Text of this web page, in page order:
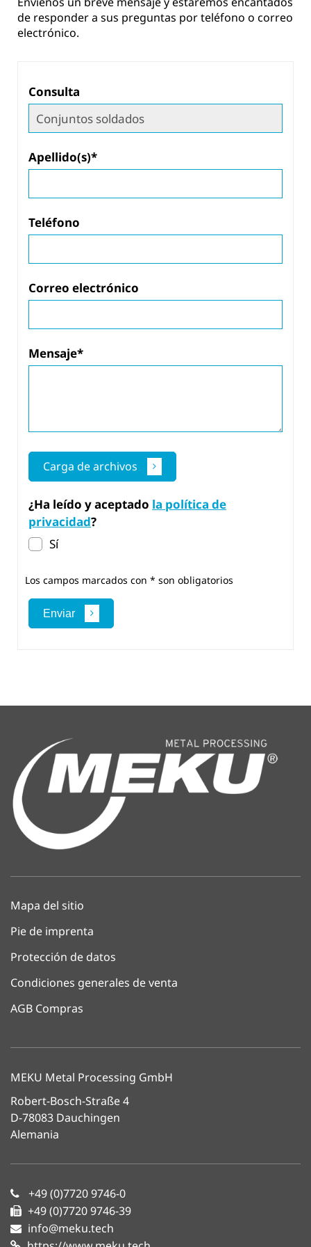
de responder a sus preguntas por teléfono o correo
electrónico.
Consulta
Apellido(s)*
Teléfono
Correo electrónico
Mensaje*
Carga de archivos
¿Ha leído y aceptado la política de
privacidad?
Sí
Los campos marcados con * son obligatorios
Enviar
Mapa del sitio
Pie de imprenta
Protección de datos
Condiciones generales de venta
AGB Compras
MEKU Metal Processing GmbH
Robert-Bosch-Straße 4
D-78083 Dauchingen
Alemania
+49 (0)7720 9746-0
+49 (0)7720 9746-39
info@meku.tech